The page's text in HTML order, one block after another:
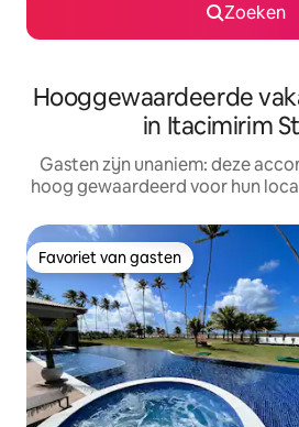
Zoeken
Hooggewaardeerde
in Itacimirim
Gasten zijn unaniem: deze
hoog gewaardeerd voor hun
Favoriet van gasten
Favoriet van gasten